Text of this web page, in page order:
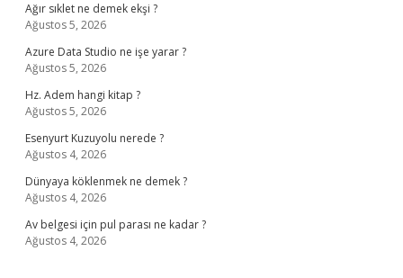
Ağır sıklet ne demek ekşi ?
Ağustos 5, 2026
Azure Data Studio ne işe yarar ?
Ağustos 5, 2026
Hz. Adem hangi kitap ?
Ağustos 5, 2026
Esenyurt Kuzuyolu nerede ?
Ağustos 4, 2026
Dünyaya köklenmek ne demek ?
Ağustos 4, 2026
Av belgesi için pul parası ne kadar ?
Ağustos 4, 2026